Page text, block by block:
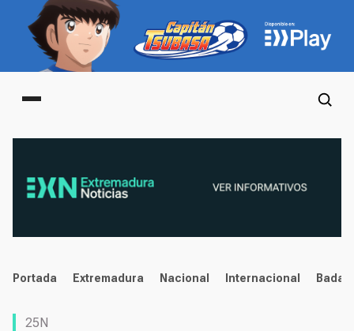
Main menu
noticias
Portada Extremadura Nacional Internacional
25N